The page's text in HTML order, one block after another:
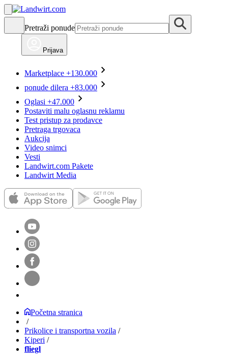
Pretraži ponude
Prijava
Marketplace +130.000
ponude dilera +83.000
Oglasi +47.000
Postaviti malu oglasnu reklamu
Test pristup za prodavce
Pretraga trgovaca
Aukcija
Video snimci
Vesti
Landwirt.com Pakete
Landwirt Media
Početna stranica
/
Prikolice i transportna vozila /
Kiperi /
fliegl